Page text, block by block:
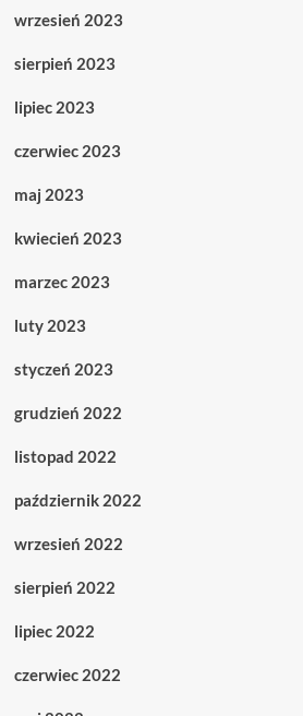
wrzesień 2023
sierpień 2023
lipiec 2023
czerwiec 2023
maj 2023
kwiecień 2023
marzec 2023
luty 2023
styczeń 2023
grudzień 2022
listopad 2022
październik 2022
wrzesień 2022
sierpień 2022
lipiec 2022
czerwiec 2022